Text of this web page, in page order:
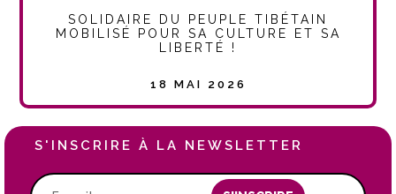
SOLIDAIRE DU PEUPLE TIBÉTAIN
MOBILISÉ POUR SA CULTURE ET SA
LIBERTÉ !
18 MAI 2026
S'INSCRIRE À LA NEWSLETTER